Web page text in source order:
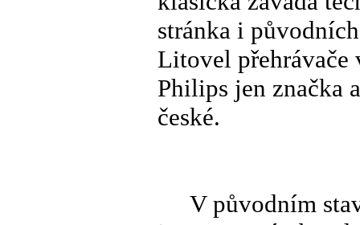
stránka i
Litovel
Philips jen značka
české.
V původním